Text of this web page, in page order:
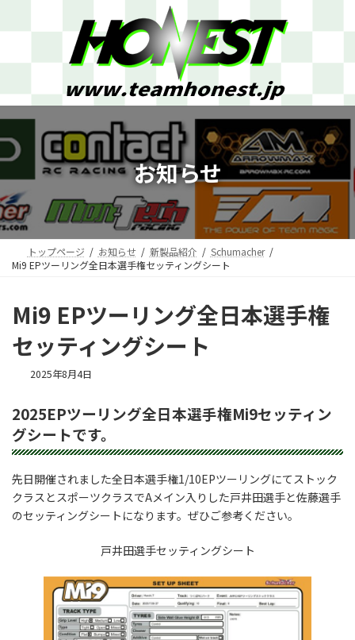
ス
キ
ッ
ン
に
移
お知らせ
トップページ お知らせ 新製品紹介
Schumacher
Mi9 EPツーリング全日本選手権セッティングシート
Mi9 EPツーリング全日本選手権
セッティングシート
2025年8月4日
2025EPツーリング全日本選手権Mi9セッティン
グシートです。
先日開催されました全日本選手権1/10EPツーリングにてストック
クラスとスポーツクラスでAメイン入りした戸井田選手と佐藤選手
のセッティングシートになります。ぜひご参考ください。
戸井田選手セッティングシート